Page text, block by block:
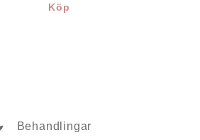
Köp
Behandlingar